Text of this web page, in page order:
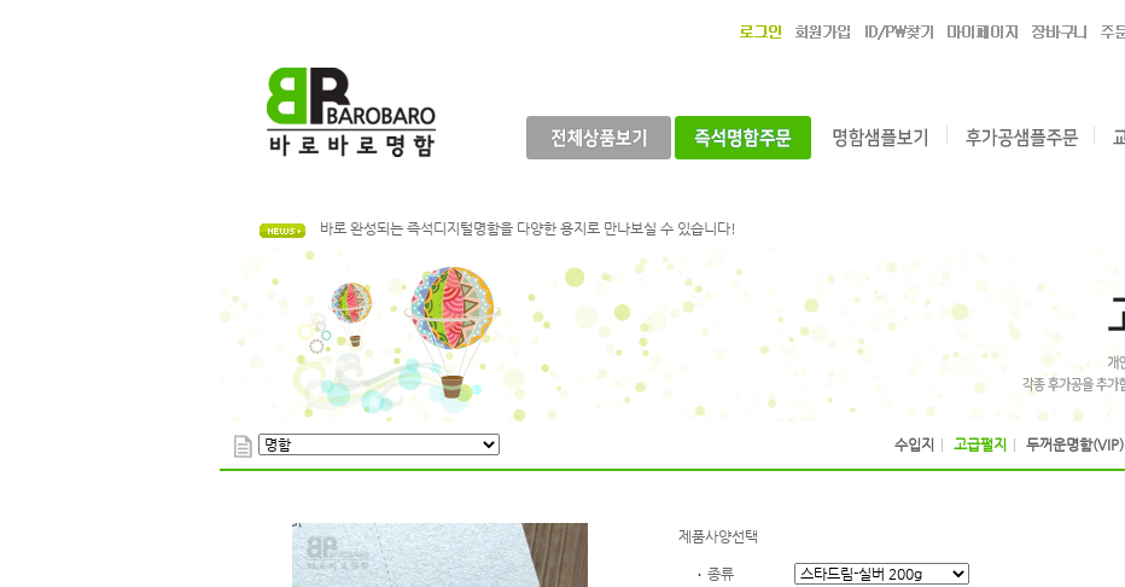
골드 시리오펄! 금색상의 화려함으로 개성을 표현해보세요.
저렴한 가격의 봉투! 간편하게 주문하시고, 택배배송까지 무료로 받으세요!
전단지 가격 인하! 더 저렴한 가격으로 제작하시고, 택배배송도 무료로 받으세요!
명함이 필요한데 디자인이 없으시다면, 바로바로에서 준비한 샘플로 제작하세요!
다양한 후가공으로 나만의 특별하고 독특한 명함을 제작해 보세요!
나무의 질감이 느껴지는 재생지명함
골드 시리오펄! 금색상의 화려함으로 개성을 표현해보세요.
여러가지 색상으로 가공된 색지명함으로, 나만의 개성을 돋보일 수 있습니다!
바로 완성되는 즉석디지털명함을 다양한 용지로 만나보실 수 있습니다!
저렴한 가격의 봉투! 간편하게 주문하시고, 택배배송까지 무료로 받으세요!
나무의 질감이 느껴지는 재생지명함
수입지 고급펄지 두꺼운명함(VIP)
제품사양선택
종류